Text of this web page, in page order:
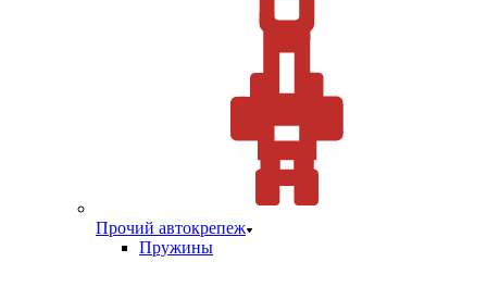
Прочий автокрепеж
Пружины